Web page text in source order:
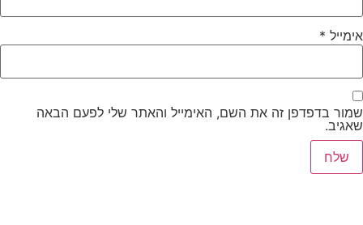
אימייל *
שמור בדפדפן זה את השם, האימייל והאתר שלי לפעם הבאה
שאגיב.